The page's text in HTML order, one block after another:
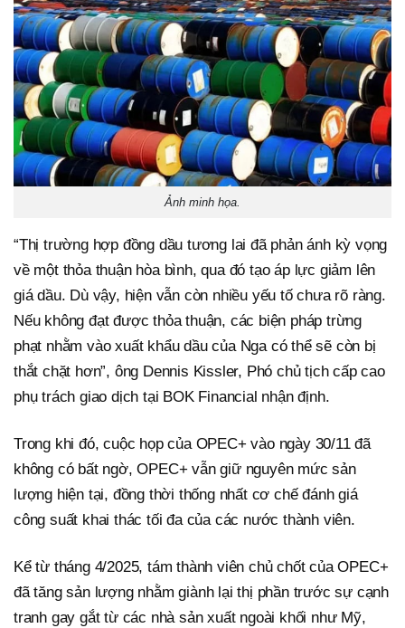
Ảnh minh họa.
“Thị trường hợp đồng dầu tương lai đã phản ánh kỳ vọng
về một thỏa thuận hòa bình, qua đó tạo áp lực giảm lên
giá dầu. Dù vậy, hiện vẫn còn nhiều yếu tố chưa rõ ràng.
Nếu không đạt được thỏa thuận, các biện pháp trừng
phạt nhằm vào xuất khẩu dầu của Nga có thể sẽ còn bị
thắt chặt hơn”, ông Dennis Kissler, Phó chủ tịch cấp cao
phụ trách giao dịch tại BOK Financial nhận định.
Trong khi đó, cuộc họp của OPEC+ vào ngày 30/11 đã
không có bất ngờ, OPEC+ vẫn giữ nguyên mức sản
lượng hiện tại, đồng thời thống nhất cơ chế đánh giá
công suất khai thác tối đa của các nước thành viên.
Kể từ tháng 4/2025, tám thành viên chủ chốt của OPEC+
đã tăng sản lượng nhằm giành lại thị phần trước sự cạnh
tranh gay gắt từ các nhà sản xuất ngoài khối như Mỹ,